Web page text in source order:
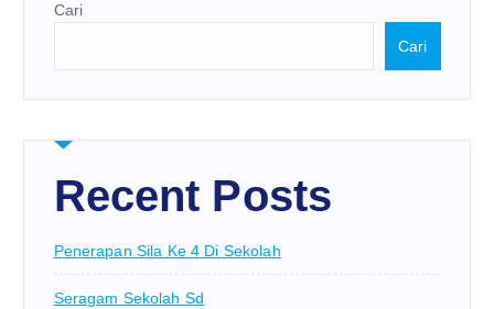
Cari
Cari
Recent Posts
Penerapan Sila Ke 4 Di Sekolah
Seragam Sekolah Sd